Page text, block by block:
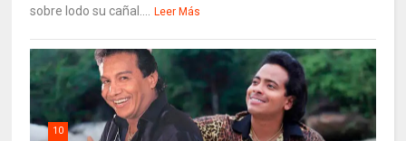
sobre lodo su cañal....
Leer Más
10